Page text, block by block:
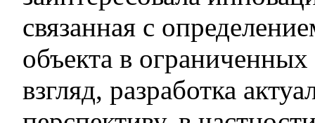
связанная с
объекта в
взгляд, разработка